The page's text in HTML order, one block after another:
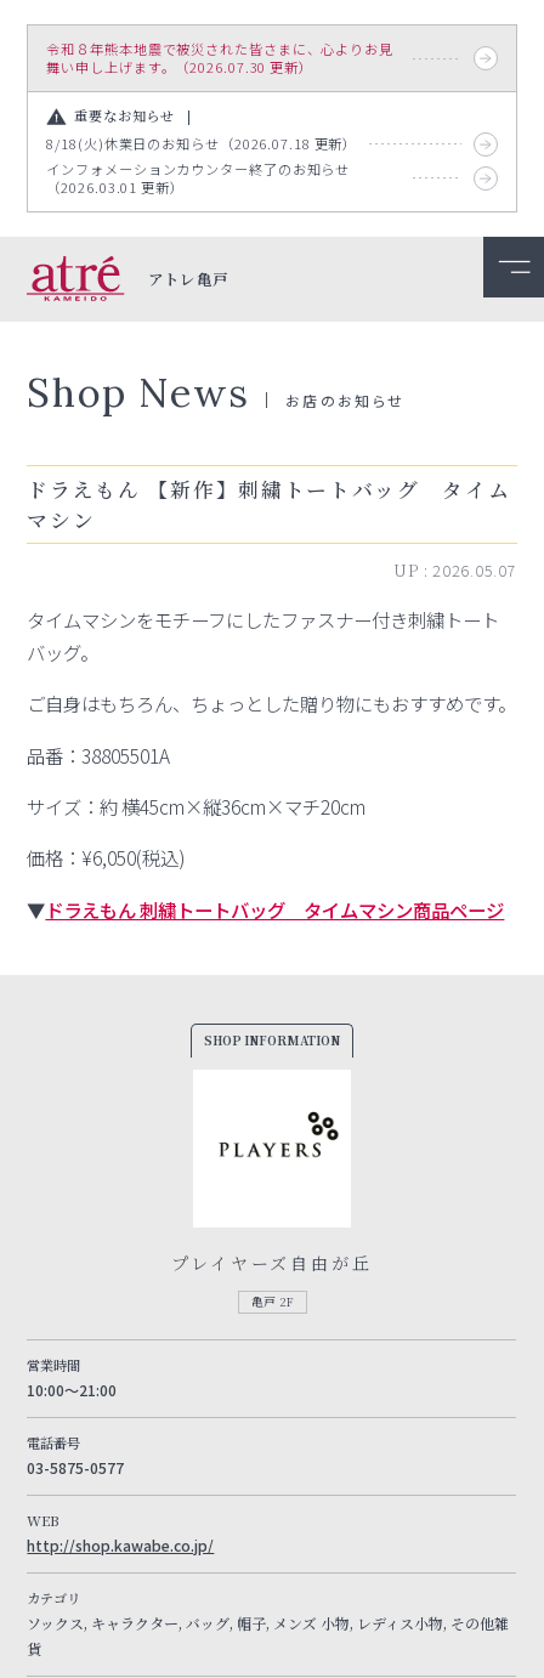
令和８年熊本地震で被災された皆さまに、心よりお見
舞い申し上げます。（2026.07.30 更新）
重要なお知らせ
8/18(火)休業日のお知らせ（2026.07.18 更新）
インフォメーションカウンター終了のお知らせ
（2026.03.01 更新）
アトレ亀戸
Shop News お店のお知らせ
ドラえもん 【新作】刺繍トートバッグ タイム
マシン
UP :2026.05.07
タイムマシンをモチーフにしたファスナー付き刺繍トート
バッグ。
ご自身はもちろん、ちょっとした贈り物にもおすすめです。
品番：38805501A
サイズ：約 横45cm×縦36cm×マチ20cm
価格：¥6,050(税込)
▼ドラえもん 刺繍トートバッグ タイムマシン商品ページ
SHOP INFORMATION
プレイヤーズ自由が丘
亀戸 2F
営業時間
10:00～21:00
電話番号
03-5875-0577
WEB
http://shop.kawabe.co.jp/
カテゴリ
ソックス, キャラクター, バッグ, 帽子, メンズ 小物, レディス小物, その他雑
貨